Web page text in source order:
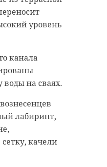
уровень
канала
на сваях.
лабиринт,
качели
Хотят
объекты -
мест и СОШ
образом
с
Отклонения
домов
за счет
В одном
классы с
продленного
и
также
на 420 мест,